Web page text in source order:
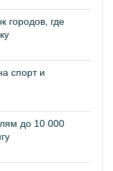
городов, где
спорт и
до 10 000